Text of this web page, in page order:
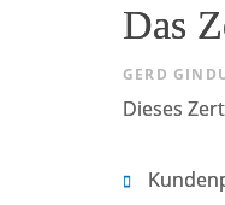
Das
GERD
Dieses